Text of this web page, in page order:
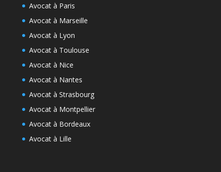
Avocat à Paris
Avocat à Marseille
Avocat à Lyon
Avocat à Toulouse
Avocat à Nice
Avocat à Nantes
Avocat à Strasbourg
Avocat à Montpellier
Avocat à Bordeaux
Avocat à Lille